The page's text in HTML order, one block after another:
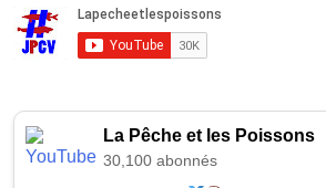
La Pêche et les Poissons
30,100 abonnés